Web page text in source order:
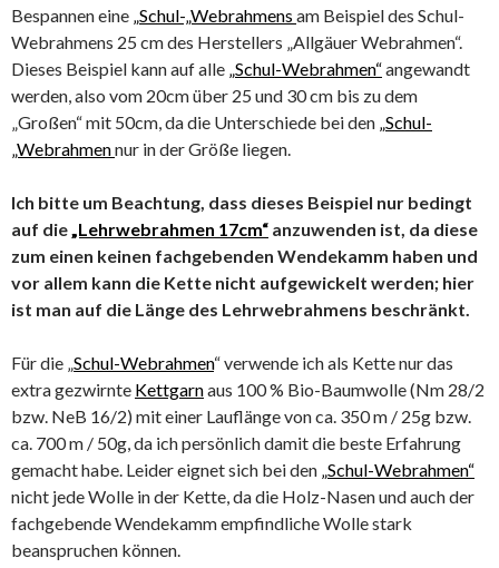
Bespannen eine „Schul-„Webrahmens am Beispiel des Schul-
Webrahmens 25 cm des Herstellers „Allgäuer Webrahmen“.
Dieses Beispiel kann auf alle „Schul-Webrahmen“angewandt
werden, also vom 20cm über 25 und 30 cm bis zu dem
„Großen“ mit 50cm, da die Unterschiede bei den „Schul-
„Webrahmennur in der Größe liegen.
Ich bitte um Beachtung, dass dieses Beispiel nur bedingt
auf die„Lehrwebrahmen 17cm“ anzuwenden ist, da diese
zum einen keinen fachgebenden Wendekamm haben und
vor allem kann die Kette nicht aufgewickelt werden; hier
ist man auf die Länge des Lehrwebrahmens beschränkt.
Für die „Schul-Webrahmen“ verwende ich als Kette nur das
extra gezwirnte Kettgarnaus 100 % Bio-Baumwolle (Nm 28/2
bzw. NeB 16/2) mit einer Lauflänge von ca. 350 m / 25g bzw.
ca. 700 m / 50g, da ich persönlich damit die beste Erfahrung
gemacht habe. Leider eignet sich bei den „Schul-Webrahmen“
nicht jede Wolle in der Kette, da die Holz-Nasen und auch der
fachgebende Wendekamm empfindliche Wolle stark
beanspruchen können.